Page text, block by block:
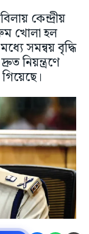
কেন্দ্রীয়
রুম খোলা হল
সমন্বয় বৃদ্ধি
নিয়ন্ত্রণে